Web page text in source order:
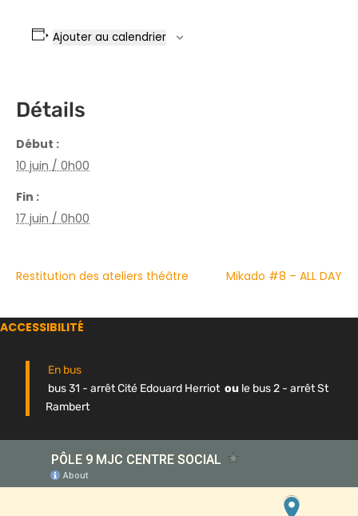
Ajouter au calendrier
Détails
Début :
10 juin / 0h00
Fin :
17 juin / 0h00
Restitution des ateliers théâtre Mikado #8 – ALL DAY
ACCESSIBILITÉ
En bus
bus 31 - arrêt Cité Edouard Herriot ou le bus 2 - arrêt St
Rambert